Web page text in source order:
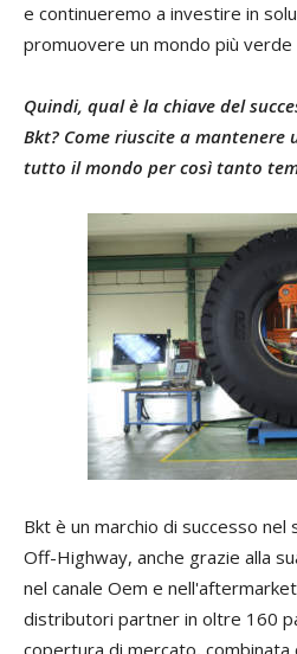
e continueremo a investire in
promuovere un mondo più verde
Quindi, qual è la chiave del
Bkt? Come riuscite a mantenere
tutto il mondo per così tanto
Bkt è un marchio di successo
Off-Highway, anche grazie alla
nel canale Oem e
distributori partner in oltre 160